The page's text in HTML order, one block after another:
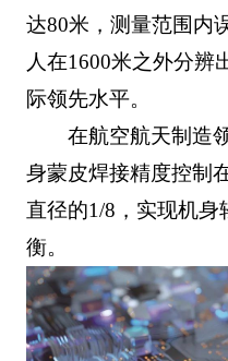
达80米，测量范围内
人在1600米之外分辨
际领先水平。
在航空航天制造
身蒙皮焊接精度控制
直径的1/8，实现机
衡。